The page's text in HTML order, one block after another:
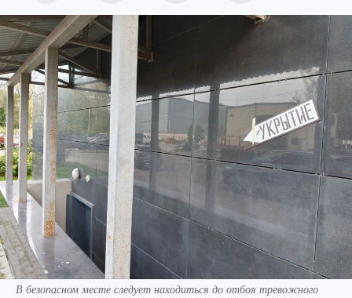
В безопасном месте следует находиться до отбоя тревожного